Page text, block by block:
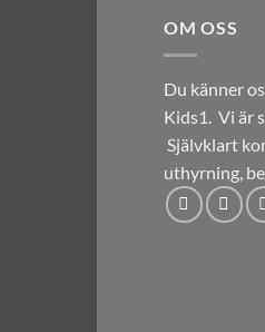
OM OSS
Du känner
Kids1. Vi är
Självklart
uthyrning,